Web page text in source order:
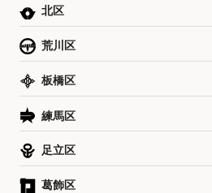
北区
荒川区
板橋区
練馬区
足立区
葛飾区